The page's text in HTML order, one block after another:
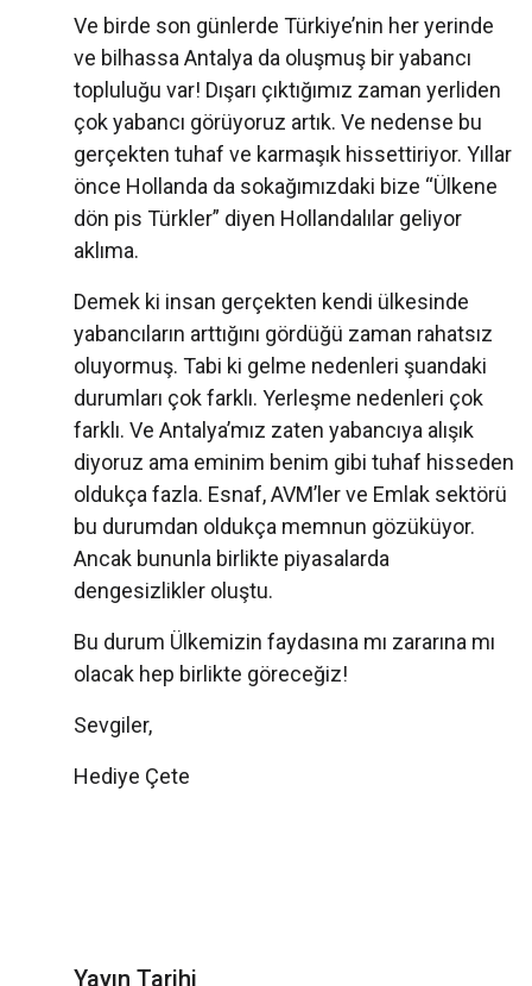
Ve birde son günlerde Türkiye’nin her yerinde
ve bilhassa Antalya da oluşmuş bir yabancı
topluluğu var! Dışarı çıktığımız zaman yerliden
çok yabancı görüyoruz artık. Ve nedense bu
gerçekten tuhaf ve karmaşık hissettiriyor. Yıllar
önce Hollanda da sokağımızdaki bize “Ülkene
dön pis Türkler” diyen Hollandalılar geliyor
aklıma.
Demek ki insan gerçekten kendi ülkesinde
yabancıların arttığını gördüğü zaman rahatsız
oluyormuş. Tabi ki gelme nedenleri şuandaki
durumları çok farklı. Yerleşme nedenleri çok
farklı. Ve Antalya’mız zaten yabancıya alışık
diyoruz ama eminim benim gibi tuhaf hisseden
oldukça fazla. Esnaf, AVM’ler ve Emlak sektörü
bu durumdan oldukça memnun gözüküyor.
Ancak bununla birlikte piyasalarda
dengesizlikler oluştu.
Bu durum Ülkemizin faydasına mı zararına mı
olacak hep birlikte göreceğiz!
Sevgiler,
Hediye Çete
Yayın Tarihi